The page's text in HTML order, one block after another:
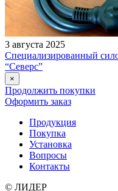
3 августа 2025
Специализированный
“Северс”
×
Продолжить покупки
Оформить заказ
Продукция
Покупка
Установка
Вопросы
Контакты
© ЛИДЕР